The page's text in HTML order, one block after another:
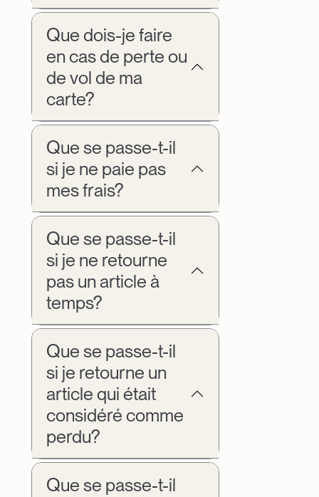
Que dois-je faire
en cas de perte ou
de vol de ma
carte?
Que se passe-t-il
si je ne paie pas
mes frais?
Que se passe-t-il
si je ne retourne
pas un article à
temps?
Que se passe-t-il
si je retourne un
article qui était
considéré comme
perdu?
Que se passe-t-il